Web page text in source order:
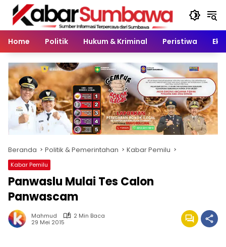
Langsung
konten
Home
Politik Hukum & Kriminal Peristiwa
Beranda Politik & Pemerintahan Kabar Pemilu
Kabar Pemilu
Panwaslu Mulai Tes Calon
Panwascam
Mahmud
2 Min Baca
29 Mei 2015